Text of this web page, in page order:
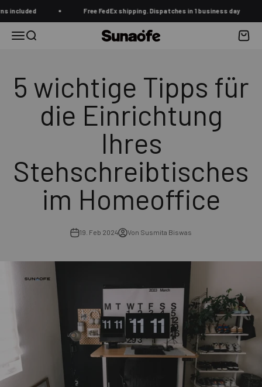
Free FedEx shipping. Dispatches in 1 business day
MenüSuche Sunaofe
5 wichtige Tipps für
die Einrichtung
Ihres
Stehschreibtisches
im Homeoffice
19. Feb 2024 Von Susmita Biswas